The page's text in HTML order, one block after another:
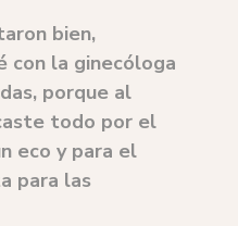
bien,
con la ginecóloga
porque al
todo por el
eco y para el
para las